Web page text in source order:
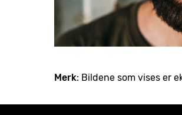
Merk: Bildene som vises er